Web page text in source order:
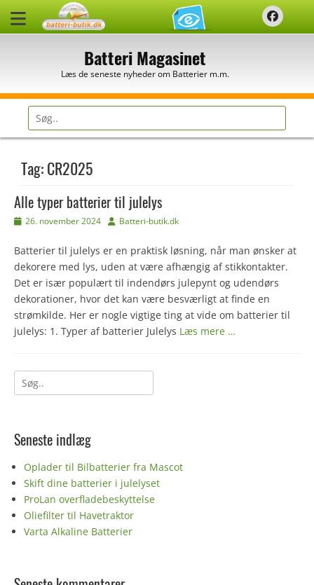
Batteri Magasinet
Læs de seneste nyheder om Batterier m.m.
Søg
efter:
Tag:CR2025
Alle typer batterier til julelys
Udgivet
26. november 2024 Forfatter
Batteri-butik.dk
Batterier til julelys er en praktisk løsning, når man ønsker at
dekorere med lys, uden at være afhængig af stikkontakter.
Det er især populært til indendørs julepynt og udendørs
dekorationer, hvor det kan være besværligt at finde en
strømkilde. Her er nogle vigtige ting at vide om batterier til
julelys: 1. Typer af batterier Julelys Læs mere …
Søg
efter:
Seneste indlæg
Oplader til Bilbatterier fra Mascot
Skift dine batterier i julelyset
ProLan overfladebeskyttelse
Oliefilter til Havetraktor
Varta Alkaline Batterier